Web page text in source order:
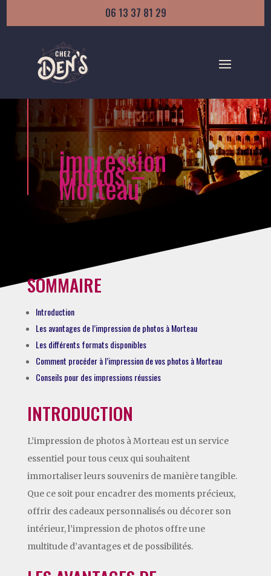
06 13 37 81 29
impression
photos –
Morteau
SOMMAIRE
Introduction
Les avantages de l’impression de photos à Morteau
Les différents formats disponibles
Comment procéder à l’impression de vos photos à Morteau
Conseils pour des impressions réussies
INTRODUCTION
L’impression de photos à Morteau est un service
essentiel pour tous ceux qui souhaitent
immortaliser leurs souvenirs de manière tangible.
Que ce soit pour encadrer des moments précieux,
offrir des cadeaux personnalisés ou décorer son
intérieur, l’impression de photos offre une
multitude d’avantages et de possibilités.